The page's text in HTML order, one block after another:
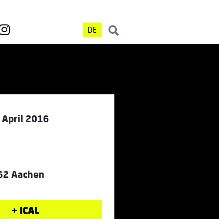
DE
April 2016
Aachen
+ ICAL